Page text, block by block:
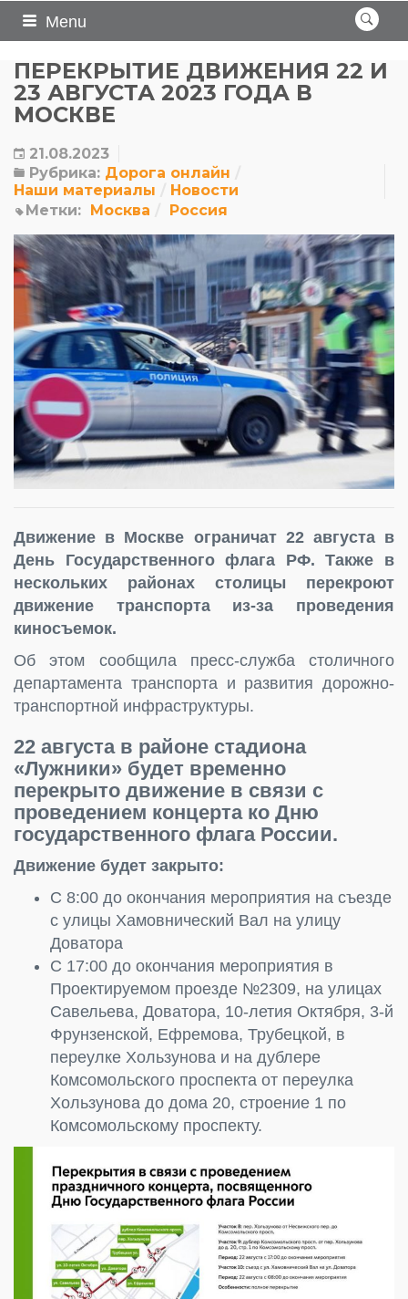
Menu
ПЕРЕКРЫТИЕ ДВИЖЕНИЯ 22 И
23 АВГУСТА 2023 ГОДА В
МОСКВЕ
21.08.2023
Рубрика: Дорога онлайн
Наши материалы
Новости
Метки: Москва Россия
Движение в Москве ограничат 22 августа в
День Государственного флага РФ. Также в
нескольких районах столицы перекроют
движение транспорта из-за проведения
киносъемок.
Об этом сообщила пресс-служба столичного
департамента транспорта и развития дорожно-
транспортной инфраструктуры.
22 августа в районе стадиона
«Лужники» будет временно
перекрыто движение в связи с
проведением концерта ко Дню
государственного флага России.
Движение будет закрыто:
С 8:00 до окончания мероприятия на съезде
с улицы Хамовнический Вал на улицу
Доватора
С 17:00 до окончания мероприятия в
Проектируемом проезде №2309, на улицах
Савельева, Доватора, 10-летия Октября, 3-й
Фрунзенской, Ефремова, Трубецкой, в
переулке Хользунова и на дублере
Комсомольского проспекта от переулка
Хользунова до дома 20, строение 1 по
Комсомольскому проспекту.